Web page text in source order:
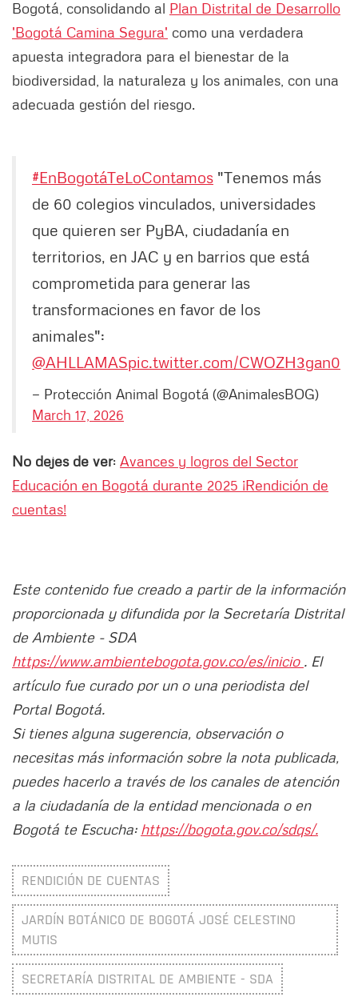
Bogotá, consolidando al Plan Distrital de Desarrollo
'Bogotá Camina Segura' como una verdadera
apuesta integradora para el bienestar de la
biodiversidad, la naturaleza y los animales, con una
adecuada gestión del riesgo.
#EnBogotáTeLoContamos "Tenemos más
de 60 colegios vinculados, universidades
que quieren ser PyBA, ciudadanía en
territorios, en JAC y en barrios que está
comprometida para generar las
transformaciones en favor de los
animales":
@AHLLAMASpic.twitter.com/CWOZH3gan0
— Protección Animal Bogotá (@AnimalesBOG)
March 17, 2026
No dejes de ver: Avances y logros del Sector
Educación en Bogotá durante 2025 ¡Rendición de
cuentas!
Este contenido fue creado a partir de la información
proporcionada y difundida por la Secretaría Distrital
de Ambiente - SDA
https://www.ambientebogota.gov.co/es/inicio . El
artículo fue curado por un o una periodista del
Portal Bogotá.
Si tienes alguna sugerencia, observación o
necesitas más información sobre la nota publicada,
puedes hacerlo a través de los canales de atención
a la ciudadanía de la entidad mencionada o en
Bogotá te Escucha: https://bogota.gov.co/sdqs/.
RENDICIÓN DE CUENTAS
JARDÍN BOTÁNICO DE BOGOTÁ JOSÉ CELESTINO
MUTIS
SECRETARÍA DISTRITAL DE AMBIENTE - SDA